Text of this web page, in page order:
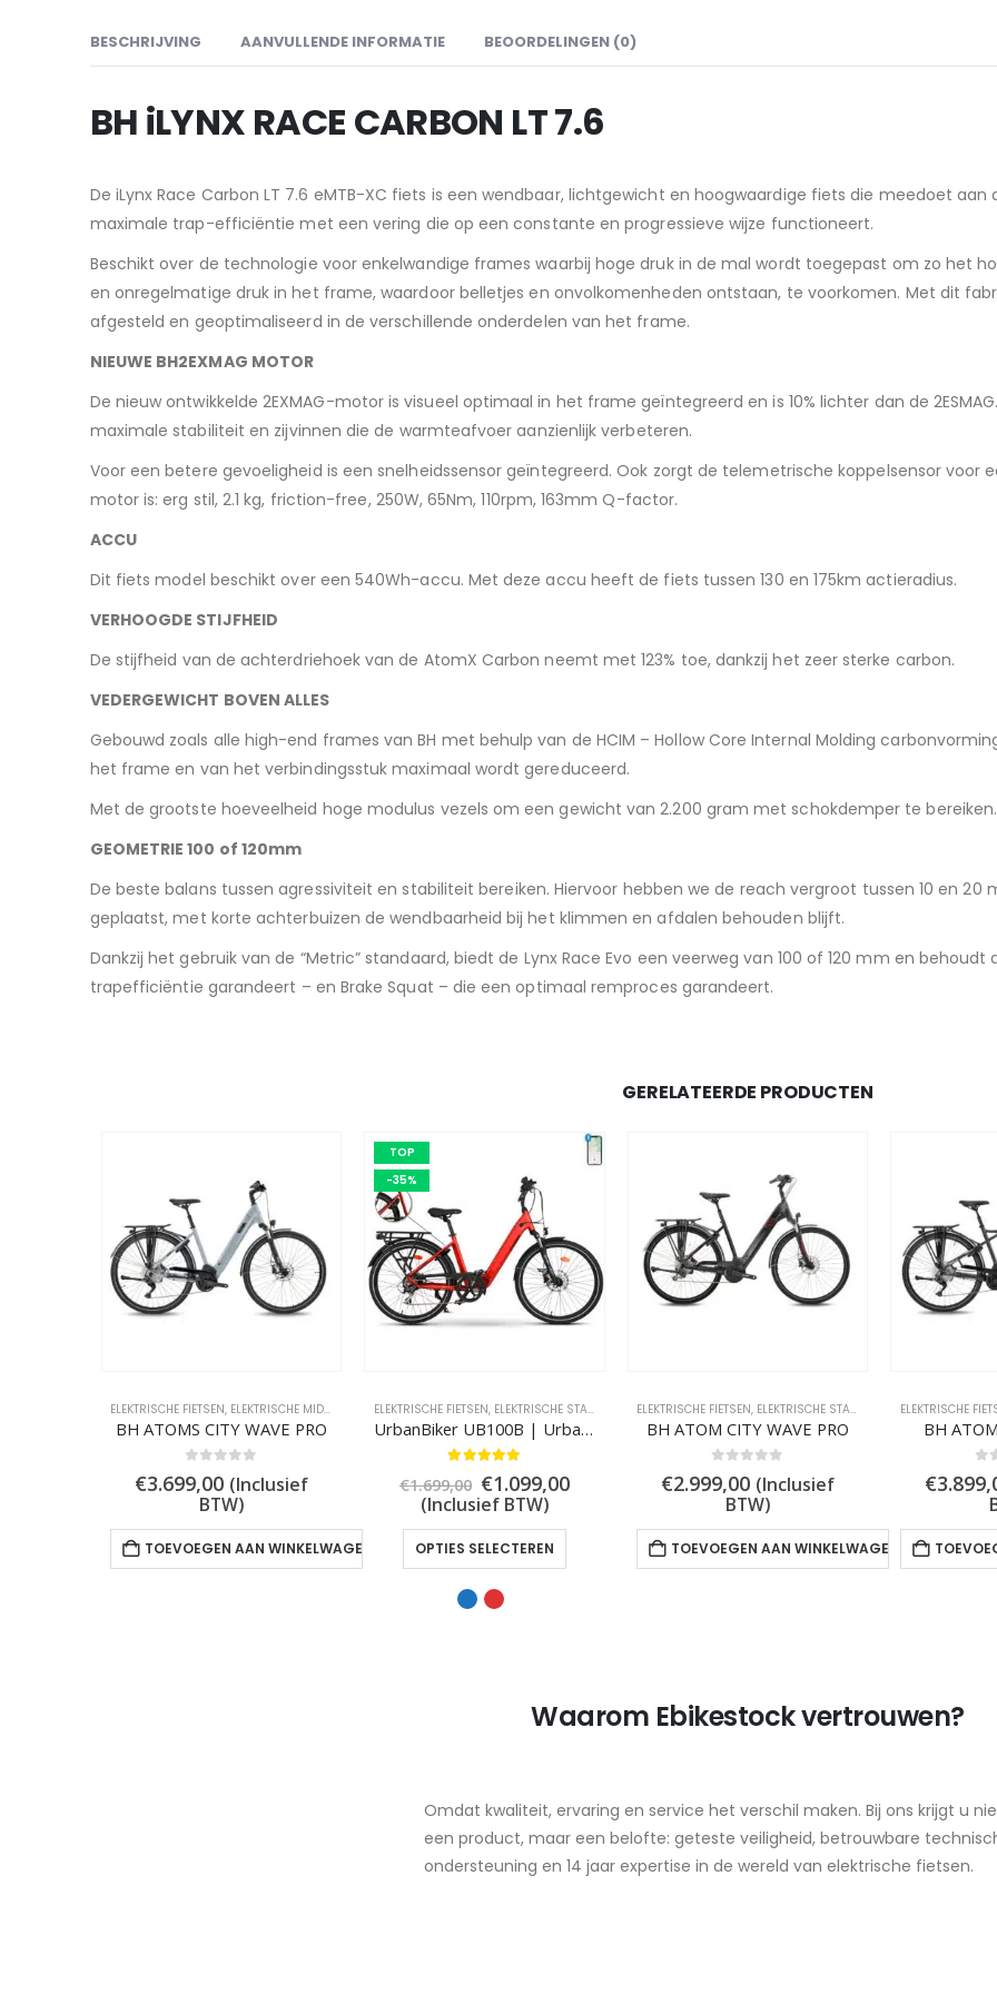
BESCHRIJVING AANVULLENDE INFORMATIE BEOORDELINGEN (0)
BH iLYNX RACE CARBON LT 7.6
De iLynx Race Carbon LT 7.6 eMTB-XC fiets is een wendbaar, lichtgewicht en hoogwaardige fiets die meedoet
maximale trap-efficiëntie met een vering die op een constante en progressieve wijze functioneert.
Beschikt over de technologie voor enkelwandige frames waarbij hoge druk in de mal wordt toegepast om zo het
en onregelmatige druk in het frame, waardoor belletjes en onvolkomenheden ontstaan, te voorkomen. Met dit
afgesteld en geoptimaliseerd in de verschillende onderdelen van het frame.
NIEUWE BH2EXMAG MOTOR
De nieuw ontwikkelde 2EXMAG-motor is visueel optimaal in het frame geïntegreerd en is 10% lichter dan de
maximale stabiliteit en zijvinnen die de warmteafvoer aanzienlijk verbeteren.
Voor een betere gevoeligheid is een snelheidssensor geïntegreerd. Ook zorgt de telemetrische koppelsensor voor
motor is: erg stil, 2.1 kg, friction-free, 250W, 65Nm, 110rpm, 163mm Q-factor.
ACCU
Dit fiets model beschikt over een 540Wh-accu. Met deze accu heeft de fiets tussen 130 en 175km actieradius.
VERHOOGDE STIJFHEID
De stijfheid van de achterdriehoek van de AtomX Carbon neemt met 123% toe, dankzij het zeer sterke carbon.
VEDERGEWICHT BOVEN ALLES
Gebouwd zoals alle high-end frames van BH met behulp van de HCIM – Hollow Core Internal Molding
het frame en van het verbindingsstuk maximaal wordt gereduceerd.
Met de grootste hoeveelheid hoge modulus vezels om een gewicht van 2.200 gram met schokdemper te bereiken.
GEOMETRIE 100 of 120mm
De beste balans tussen agressiviteit en stabiliteit bereiken. Hiervoor hebben we de reach vergroot tussen 10 en 20
geplaatst, met korte achterbuizen de wendbaarheid bij het klimmen en afdalen behouden blijft.
Dankzij het gebruik van de “Metric” standaard, biedt de Lynx Race Evo een veerweg van 100 of 120 mm en
trapefficiëntie garandeert – en Brake Squat – die een optimaal remproces garandeert.
GERELATEERDE PRODUCTEN
ELEKTRISCHE FIETSEN, ELEKTRISCHE MIDDENMOTORS ,ELEKTRISCHE STADSFIETSEN
BH ATOMS CITY WAVE PRO
€3.699,00 (Inclusief
BTW)
TOEVOEGEN AAN WINKELWAGEN
TOP
-35%
ELEKTRISCHE FIETSEN, ELEKTRISCHE STADSFIETSEN ,ELEKTRISCHE TREKKING FIETSEN
UrbanBiker UB100B | Urban E-Bike | Actieradius tot 140 km
€1.699,00 Oorspronkelijke
prijs
was:
€1.699,00.
€1.099,00Huidige
€1.099,00.
(Inclusief BTW)
OPTIES SELECTEREN
Dit product heeft meerdere variaties. Deze optie kan gekozen worden op de productpagina
ELEKTRISCHE FIETSEN, ELEKTRISCHE STADSFIETSEN
BH ATOM CITY WAVE PRO
€2.999,00 (Inclusief
BTW)
TOEVOEGEN AAN WINKELWAGEN
ELEKTRISCHE
BH
€
Waarom Ebikestock vertrouwen?
Omdat kwaliteit, ervaring en service het verschil maken. Bij ons krijgt u
een product, maar een belofte: geteste veiligheid, betrouwbare
ondersteuning en 14 jaar expertise in de wereld van elektrische fietsen.